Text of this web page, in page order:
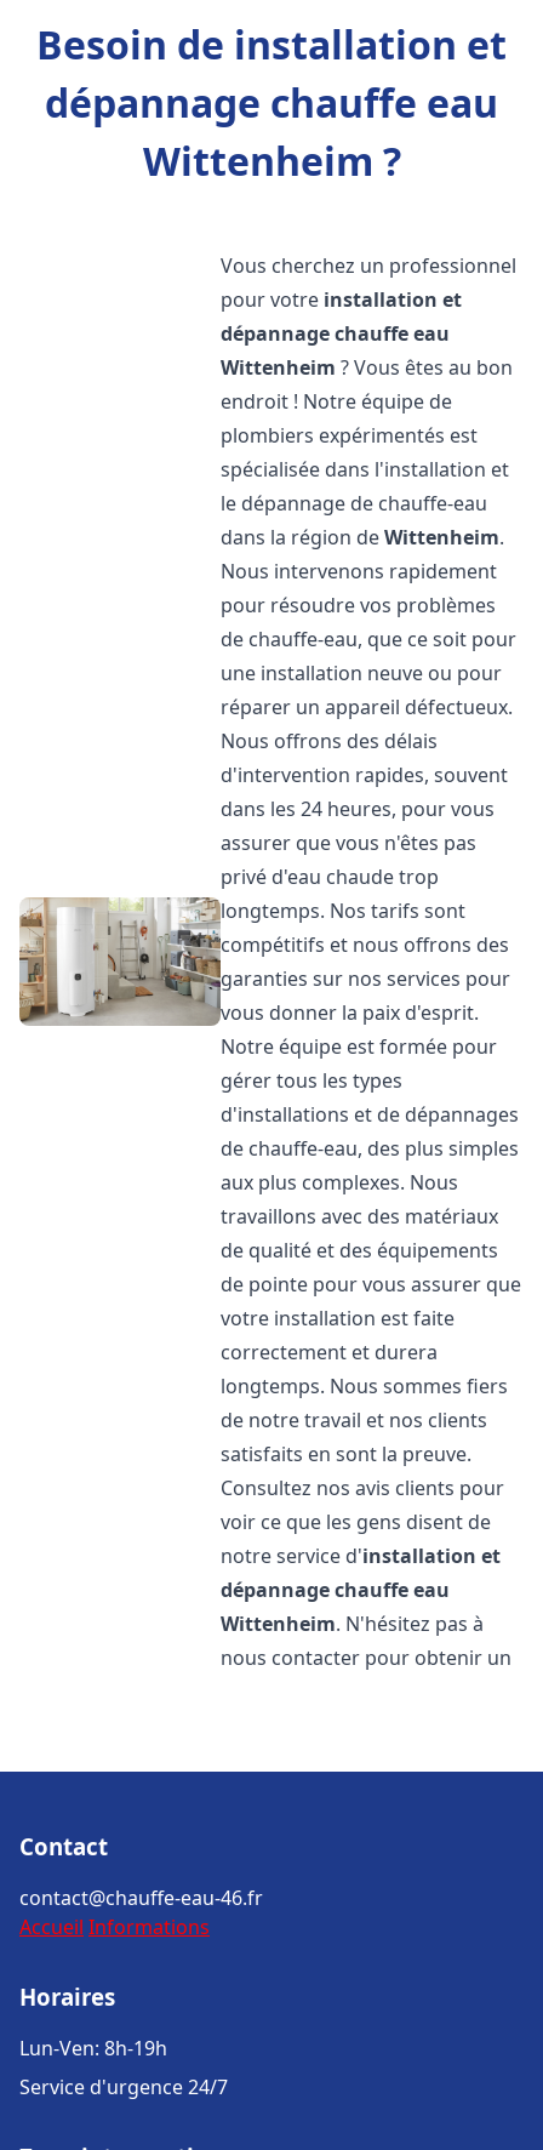
Besoin de installation et
dépannage chauffe eau
Wittenheim ?
Vous cherchez un professionnel
pour votre installation et
dépannage chauffe eau
Wittenheim ? Vous êtes au bon
endroit ! Notre équipe de
plombiers expérimentés est
spécialisée dans l'installation et
le dépannage de chauffe-eau
dans la région deWittenheim.
Nous intervenons rapidement
pour résoudre vos problèmes
de chauffe-eau, que ce soit pour
une installation neuve ou pour
réparer un appareil défectueux.
Nous offrons des délais
d'intervention rapides, souvent
dans les 24 heures, pour vous
assurer que vous n'êtes pas
privé d'eau chaude trop
longtemps. Nos tarifs sont
compétitifs et nous offrons des
garanties sur nos services pour
vous donner la paix d'esprit.
Notre équipe est formée pour
gérer tous les types
d'installations et de dépannages
de chauffe-eau, des plus simples
aux plus complexes. Nous
travaillons avec des matériaux
de qualité et des équipements
de pointe pour vous assurer que
votre installation est faite
correctement et durera
longtemps. Nous sommes fiers
de notre travail et nos clients
satisfaits en sont la preuve.
Consultez nos avis clients pour
voir ce que les gens disent de
notre service d'installation et
dépannage chauffe eau
Wittenheim. N'hésitez pas à
nous contacter pour obtenir un
Contact
contact@chauffe-eau-46.fr
Accueil Informations
Horaires
Lun-Ven: 8h-19h
Service d'urgence 24/7